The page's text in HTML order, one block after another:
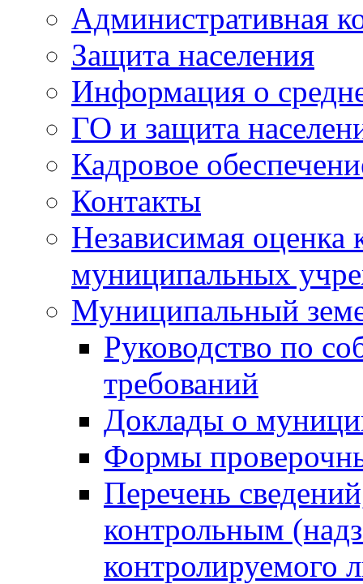
Административная
Защита населения
Информация о
ГО и защита
Кадровое
Контакты
Независимая оценка
муниципальных
Муниципальный
Руководство по
требований
Доклады о
Формы
Перечень
контрольным
контролируемого